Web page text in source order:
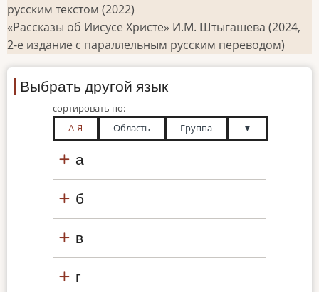
русским текстом (2022)
«Рассказы об Иисусе Христе» И.М. Штыгашева (2024,
2-е издание с параллельным русским переводом)
Выбрать другой язык
сортировать по:
А-Я
Область Группа ▼
а
б
в
г